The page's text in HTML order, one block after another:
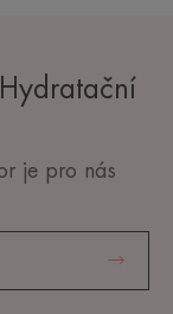
je pro nás